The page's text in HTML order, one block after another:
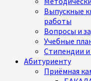
Выпускные
работы
Вопросы и
Учебные
Стипендии
Абитуриенту
Приёмная